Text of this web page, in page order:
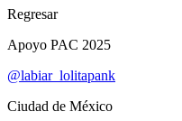
Regresar
Apoyo PAC 2025
@labiar_lolitapank
Ciudad de México